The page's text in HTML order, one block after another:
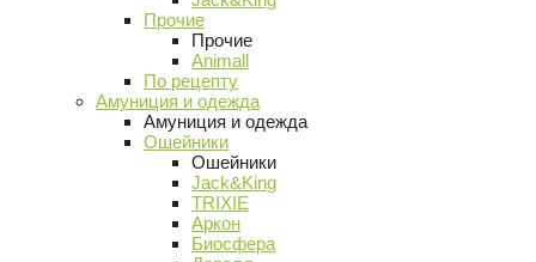
Прочие
Прочие
Animall
По рецепту
Амуниция и одежда
Амуниция и одежда
Ошейники
Ошейники
Jack&King
TRIXIE
Аркон
Биосфера